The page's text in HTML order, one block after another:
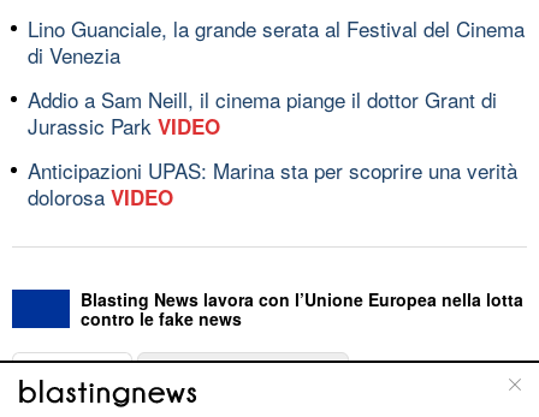
Lino Guanciale, la grande serata al Festival del Cinema
di Venezia
Addio a Sam Neill, il cinema piange il dottor Grant di
Jurassic Park VIDEO
Anticipazioni UPAS: Marina sta per scoprire una verità
dolorosa VIDEO
Blasting News lavora con l’Unione Europea nella lotta
contro le fake news
ABOUT